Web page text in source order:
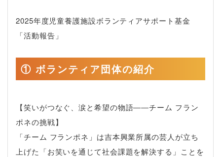
2025年度児童養護施設ボランティアサポート基金
「活動報告」
① ボランティア団体の紹介
【笑いがつなぐ、涙と希望の物語――チーム フラン
ポネの挑戦】
「チーム フランポネ」は吉本興業所属の芸人が立ち
上げた「お笑いを通じて社会課題を解決する」ことを